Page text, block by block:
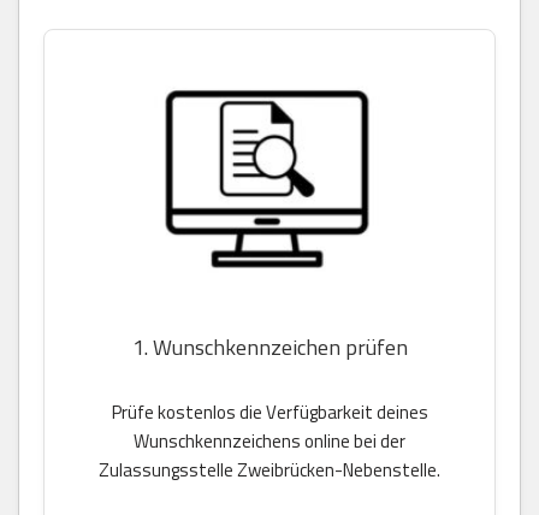
1. Wunschkennzeichen prüfen
Prüfe kostenlos die Verfügbarkeit deines
Wunschkennzeichens online bei der
Zulassungsstelle Zweibrücken-Nebenstelle.